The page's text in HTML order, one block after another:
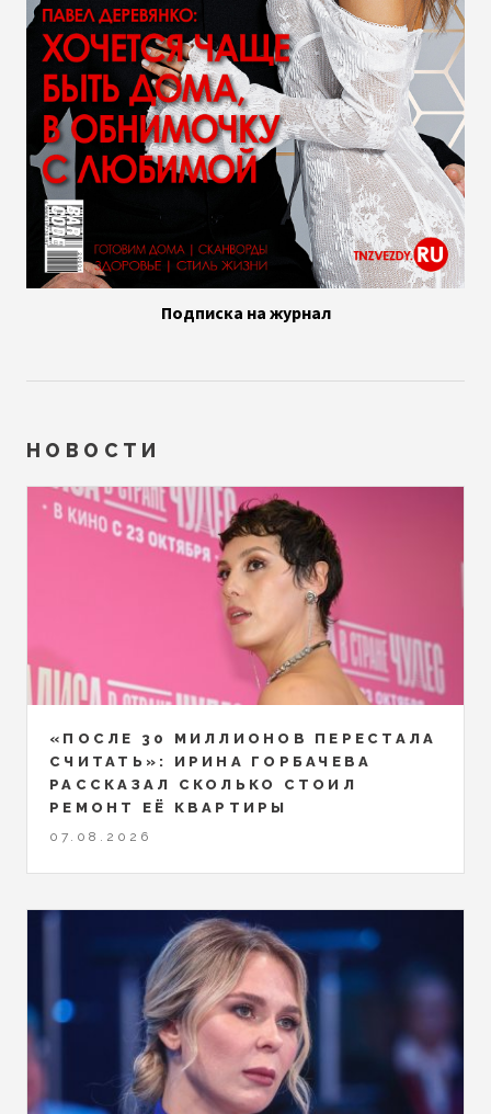
Подписка на журнал
НОВОСТИ
«ПОСЛЕ 30 МИЛЛИОНОВ ПЕРЕСТАЛА
СЧИТАТЬ»: ИРИНА ГОРБАЧЕВА
РАССКАЗАЛ СКОЛЬКО СТОИЛ
РЕМОНТ ЕЁ КВАРТИРЫ
07.08.2026